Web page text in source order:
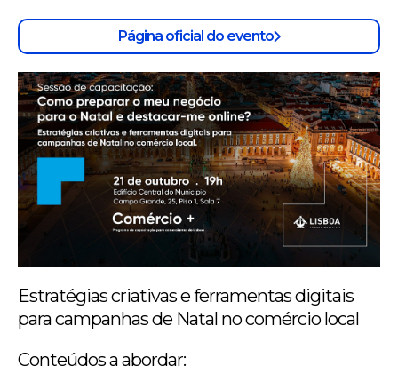
Página oficial do evento
Estratégias criativas e ferramentas digitais
para campanhas de Natal no comércio local
Conteúdos a abordar: